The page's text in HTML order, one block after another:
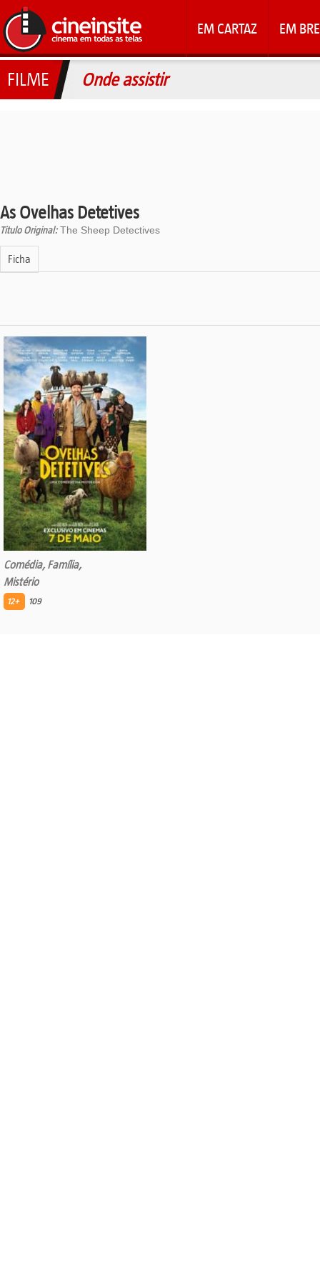
EM CARTAZ EM
FILME Onde assistir
As Ovelhas Detetives
Titulo Original:The Sheep Detectives
Ficha
Comédia, Família,
Mistério
12+ 109